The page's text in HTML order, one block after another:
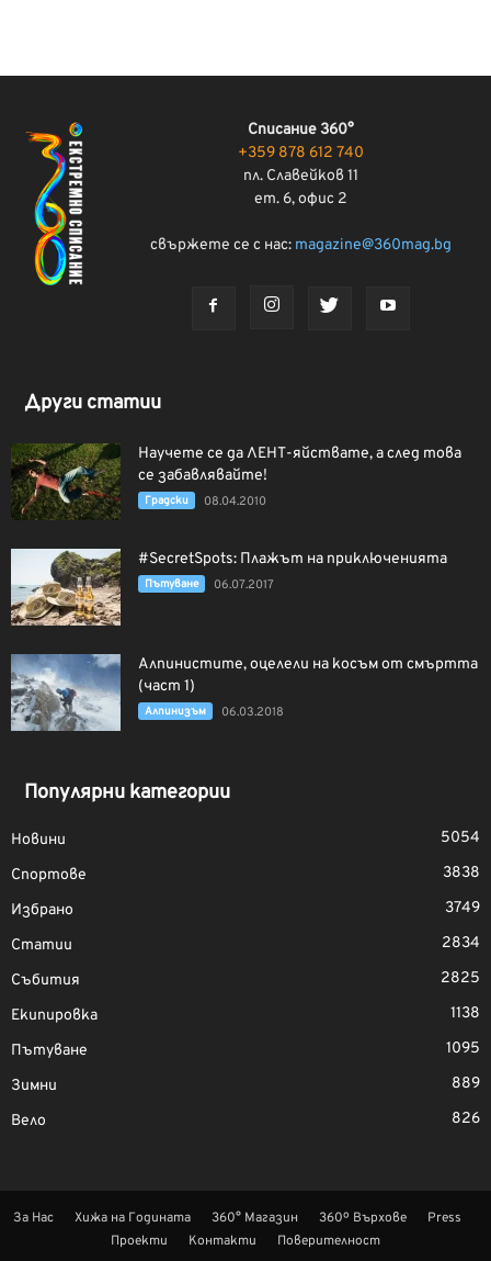
Списание 360°
+359 878 612 740
пл. Славейков 11
ет. 6, офис 2
свържете се с нас: magazine@360mag.bg
Други статии
Научете се да ЛЕНТ-яйствате, а след това
се забавлявайте!
Градски 08.04.2010
#SecretSpots: Плажът на приключенията
Пътуване 06.07.2017
Алпинистите, оцелели на косъм от смъртта
(част 1)
Алпинизъм 06.03.2018
Популярни категории
Новини
5054
Спортове
3838
Избрано
3749
Статии
2834
Събития
2825
Екипировка
1138
Пътуване
1095
Зимни
889
Вело
826
За Нас Хижа на Годината 360° Магазин 360º Върхове
Press
Проекти
Контакти Поверителност